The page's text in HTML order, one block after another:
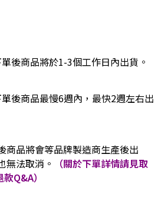
後商品將於1-3個工作日內出貨。
後商品最慢6週內，最快2週左右出
品將會等品牌製造商生產後出
無法取消。
（關於下單詳情請見取
Q&A）